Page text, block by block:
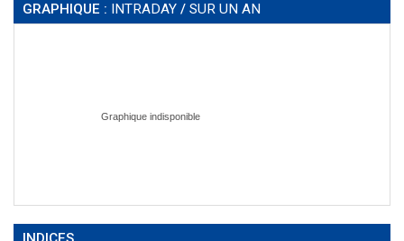
GRAPHIQUE : INTRADAY / SUR UN AN